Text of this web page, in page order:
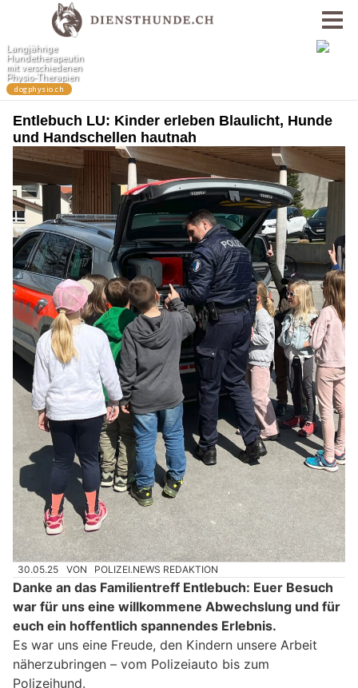
Entlebuch LU: Kinder erleben Blaulicht, Hunde
und Handschellen hautnah
30.05.25 VON POLIZEI.NEWS REDAKTION
Danke an das Familientreff Entlebuch: Euer Besuch
war für uns eine willkommene Abwechslung und für
euch ein hoffentlich spannendes Erlebnis.
Es war uns eine Freude, den Kindern unsere Arbeit
näherzubringen – vom Polizeiauto bis zum
Polizeihund.